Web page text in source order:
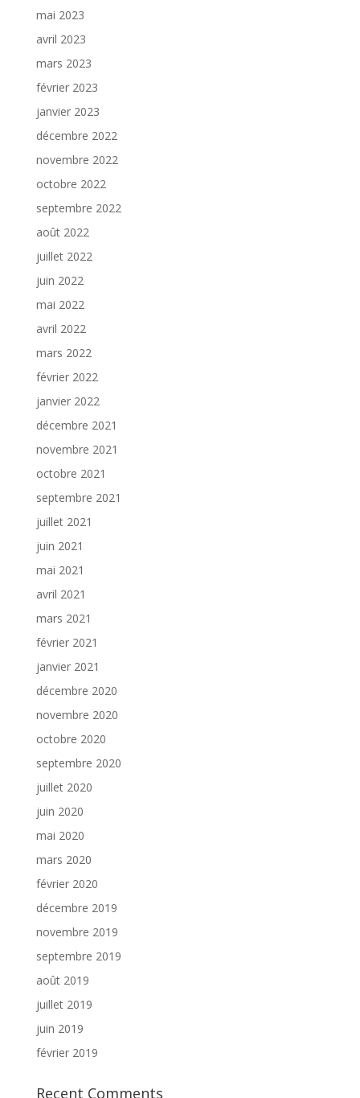
mai 2023
avril 2023
mars 2023
février 2023
janvier 2023
décembre 2022
novembre 2022
octobre 2022
septembre 2022
août 2022
juillet 2022
juin 2022
mai 2022
avril 2022
mars 2022
février 2022
janvier 2022
décembre 2021
novembre 2021
octobre 2021
septembre 2021
juillet 2021
juin 2021
mai 2021
avril 2021
mars 2021
février 2021
janvier 2021
décembre 2020
novembre 2020
octobre 2020
septembre 2020
juillet 2020
juin 2020
mai 2020
mars 2020
février 2020
décembre 2019
novembre 2019
septembre 2019
août 2019
juillet 2019
juin 2019
février 2019
Recent Comments